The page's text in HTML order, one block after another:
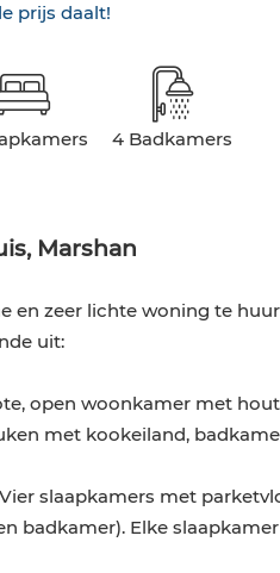
prijs daalt!
4 Badkamers
Marshan
en zeer lichte woning te
uit:
open woonkamer met
met kookeiland,
Vier slaapkamers met
badkamer). Elke